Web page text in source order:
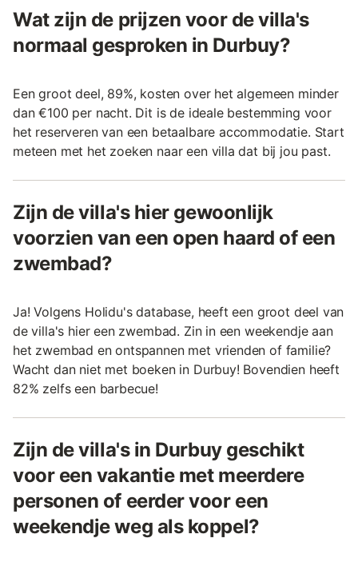
Wat zijn de prijzen voor de villa's
normaal gesproken in Durbuy?
Een groot deel, 89%, kosten over het algemeen minder
dan €100 per nacht. Dit is de ideale bestemming voor
het reserveren van een betaalbare accommodatie. Start
meteen met het zoeken naar een villa dat bij jou past.
Zijn de villa's hier gewoonlijk
voorzien van een open haard of een
zwembad?
Ja! Volgens Holidu's database, heeft een groot deel van
de villa's hier een zwembad. Zin in een weekendje aan
het zwembad en ontspannen met vrienden of familie?
Wacht dan niet met boeken in Durbuy! Bovendien heeft
82% zelfs een barbecue!
Zijn de villa's in Durbuy geschikt
voor een vakantie met meerdere
personen of eerder voor een
weekendje weg als koppel?